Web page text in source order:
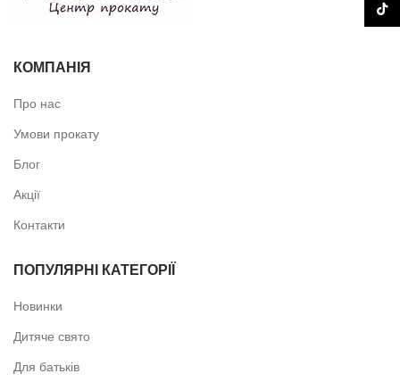
КОМПАНІЯ
Про нас
Умови прокату
Блог
Акції
Контакти
ПОПУЛЯРНІ КАТЕГОРІЇ
Новинки
Дитяче свято
Для батьків